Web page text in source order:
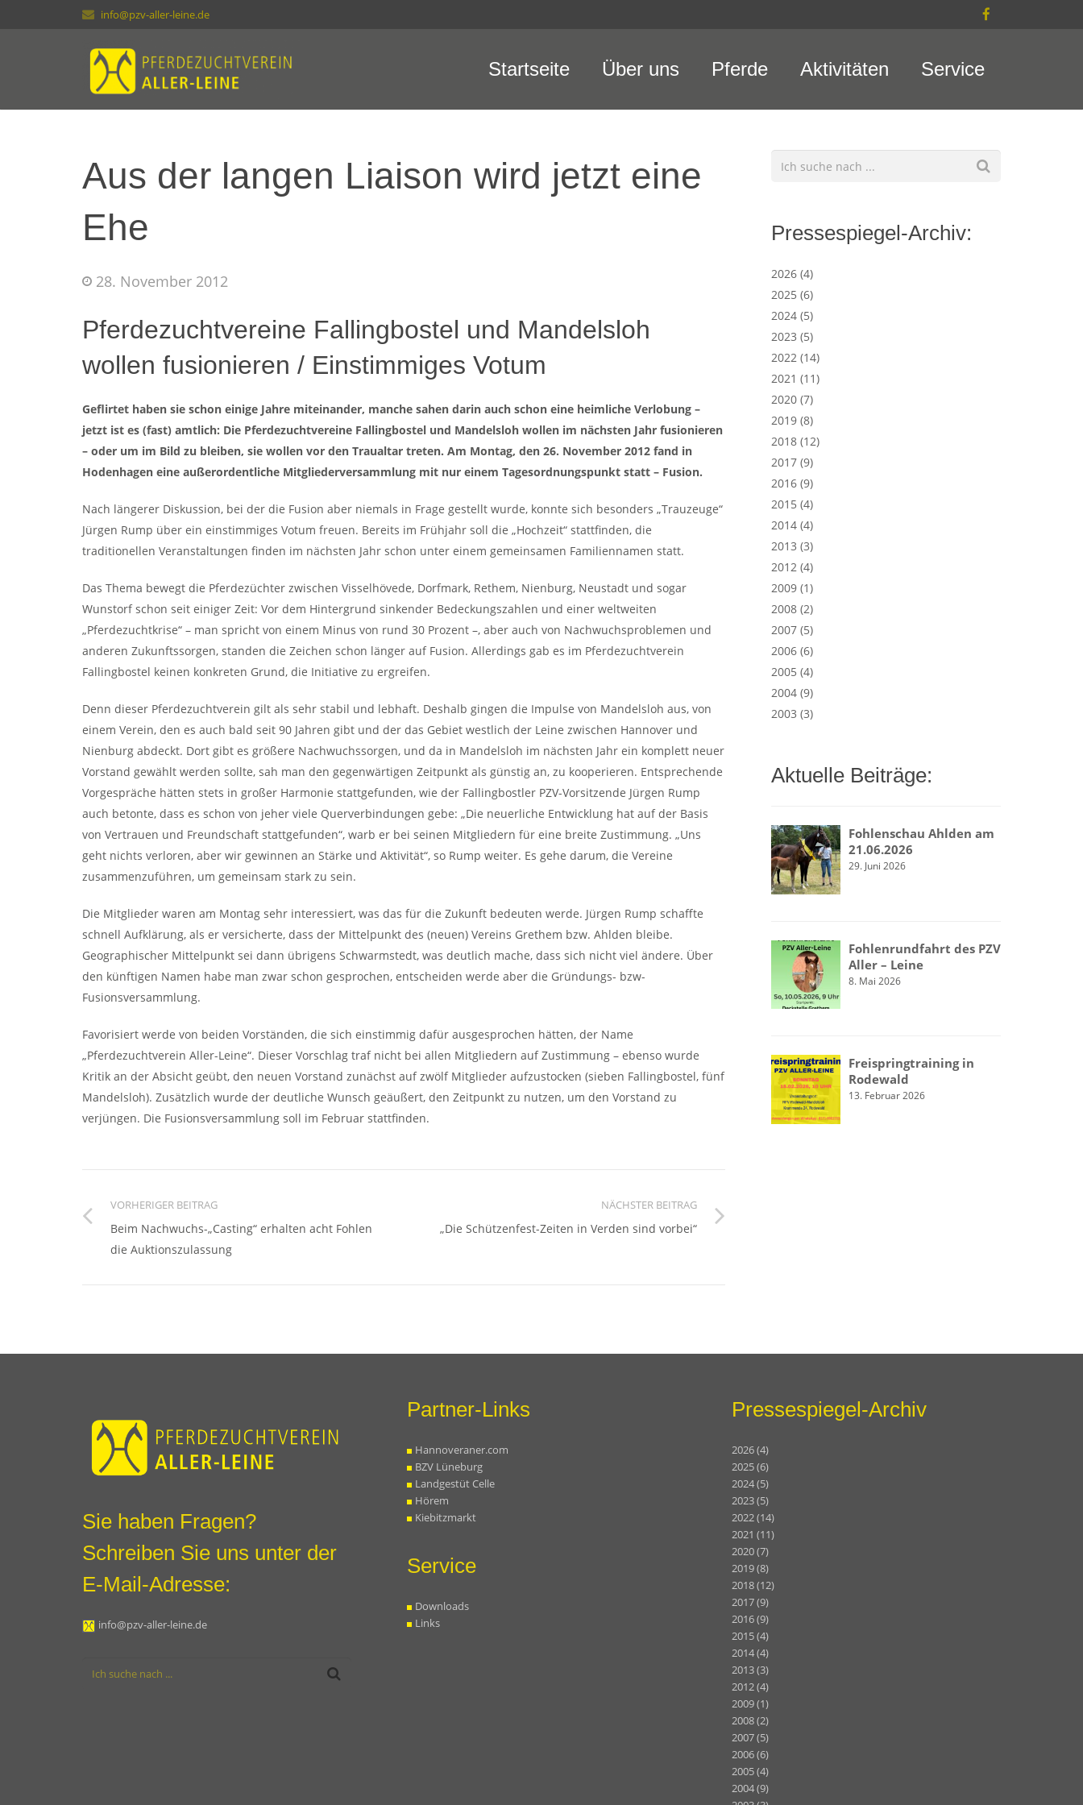
info@pzv-aller-leine.de
Startseite Über uns Pferde Aktivitäten Service
Aus der langen Liaison wird jetzt eine
Ehe
28. November 2012
Pferdezuchtvereine Fallingbostel und Mandelsloh
wollen fusionieren / Einstimmiges Votum
Geflirtet haben sie schon einige Jahre miteinander, manche sahen darin auch schon eine heimliche Verlobung –
jetzt ist es (fast) amtlich: Die Pferdezuchtvereine Fallingbostel und Mandelsloh wollen im nächsten Jahr fusionieren
– oder um im Bild zu bleiben, sie wollen vor den Traualtar treten. Am Montag, den 26. November 2012 fand in
Hodenhagen eine außerordentliche Mitgliederversammlung mit nur einem Tagesordnungspunkt statt – Fusion.
Nach längerer Diskussion, bei der die Fusion aber niemals in Frage gestellt wurde, konnte sich besonders „Trauzeuge“
Jürgen Rump über ein einstimmiges Votum freuen. Bereits im Frühjahr soll die „Hochzeit“ stattfinden, die
traditionellen Veranstaltungen finden im nächsten Jahr schon unter einem gemeinsamen Familiennamen statt.
Das Thema bewegt die Pferdezüchter zwischen Visselhövede, Dorfmark, Rethem, Nienburg, Neustadt und sogar
Wunstorf schon seit einiger Zeit: Vor dem Hintergrund sinkender Bedeckungszahlen und einer weltweiten
„Pferdezuchtkrise“ – man spricht von einem Minus von rund 30 Prozent –, aber auch von Nachwuchsproblemen und
anderen Zukunftssorgen, standen die Zeichen schon länger auf Fusion. Allerdings gab es im Pferdezuchtverein
Fallingbostel keinen konkreten Grund, die Initiative zu ergreifen.
Denn dieser Pferdezuchtverein gilt als sehr stabil und lebhaft. Deshalb gingen die Impulse von Mandelsloh aus, von
einem Verein, den es auch bald seit 90 Jahren gibt und der das Gebiet westlich der Leine zwischen Hannover und
Nienburg abdeckt. Dort gibt es größere Nachwuchssorgen, und da in Mandelsloh im nächsten Jahr ein komplett neuer
Vorstand gewählt werden sollte, sah man den gegenwärtigen Zeitpunkt als günstig an, zu kooperieren. Entsprechende
Vorgespräche hätten stets in großer Harmonie stattgefunden, wie der Fallingbostler PZV-Vorsitzende Jürgen Rump
auch betonte, dass es schon von jeher viele Querverbindungen gebe: „Die neuerliche Entwicklung hat auf der Basis
von Vertrauen und Freundschaft stattgefunden“, warb er bei seinen Mitgliedern für eine breite Zustimmung. „Uns
geht nichts verloren, aber wir gewinnen an Stärke und Aktivität“, so Rump weiter. Es gehe darum, die Vereine
zusammenzuführen, um gemeinsam stark zu sein.
Die Mitglieder waren am Montag sehr interessiert, was das für die Zukunft bedeuten werde. Jürgen Rump schaffte
schnell Aufklärung, als er versicherte, dass der Mittelpunkt des (neuen) Vereins Grethem bzw. Ahlden bleibe.
Geographischer Mittelpunkt sei dann übrigens Schwarmstedt, was deutlich mache, dass sich nicht viel ändere. Über
den künftigen Namen habe man zwar schon gesprochen, entscheiden werde aber die Gründungs- bzw-
Fusionsversammlung.
Favorisiert werde von beiden Vorständen, die sich einstimmig dafür ausgesprochen hätten, der Name
„Pferdezuchtverein Aller-Leine“. Dieser Vorschlag traf nicht bei allen Mitgliedern auf Zustimmung – ebenso wurde
Kritik an der Absicht geübt, den neuen Vorstand zunächst auf zwölf Mitglieder aufzustocken (sieben Fallingbostel, fünf
Mandelsloh). Zusätzlich wurde der deutliche Wunsch geäußert, den Zeitpunkt zu nutzen, um den Vorstand zu
verjüngen. Die Fusionsversammlung soll im Februar stattfinden.
VORHERIGER BEITRAG
Beim Nachwuchs-„Casting“ erhalten acht Fohlen
die Auktionszulassung
NÄCHSTER BEITRAG
„Die Schützenfest-Zeiten in Verden sind vorbei“
Pressespiegel-Archiv:
2026 (4)
2025 (6)
2024 (5)
2023 (5)
2022 (14)
2021 (11)
2020 (7)
2019 (8)
2018 (12)
2017 (9)
2016 (9)
2015 (4)
2014 (4)
2013 (3)
2012 (4)
2009 (1)
2008 (2)
2007 (5)
2006 (6)
2005 (4)
2004 (9)
2003 (3)
Aktuelle Beiträge:
Fohlenschau Ahlden am
21.06.2026
29. Juni 2026
Fohlenrundfahrt des PZV
Aller – Leine
8. Mai 2026
Freispringtraining in
Rodewald
13. Februar 2026
Sie haben Fragen?
Schreiben Sie uns unter der
E-Mail-Adresse:
info@pzv-aller-leine.de
Partner-Links
Hannoveraner.com
BZV Lüneburg
Landgestüt Celle
Hörem
Kiebitzmarkt
Service
Downloads
Links
Pressespiegel-Archiv
2026(4)
2025(6)
2024(5)
2023(5)
2022(14)
2021 (11)
2020(7)
2019(8)
2018(12)
2017(9)
2016(9)
2015(4)
2014(4)
2013(3)
2012(4)
2009(1)
2008(2)
2007(5)
2006(6)
2005(4)
2004(9)